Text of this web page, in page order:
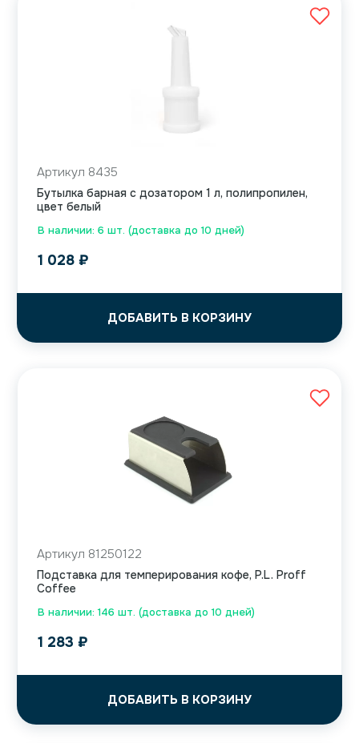
В наличии: 6 шт. (доставка до 10 дней)
Артикул 8435
Бутылка барная с дозатором 1 л, полипропилен,
цвет белый
1 028 ₽
ДОБАВИТЬ В КОРЗИНУ
В наличии: 146 шт. (доставка до 10 дней)
Артикул 81250122
Подставка для темперирования кофе, P.L. Proff
Coffee
1 283 ₽
ДОБАВИТЬ В КОРЗИНУ